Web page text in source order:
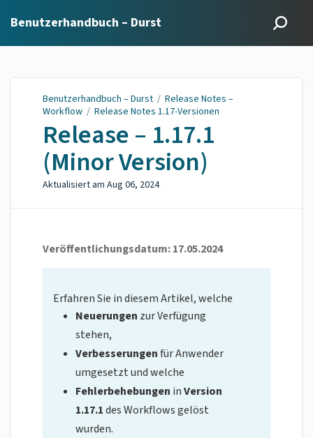
Benutzerhandbuch – Durst
Benutzerhandbuch – Durst / Release Notes –
Workflow / Release Notes 1.17-Versionen
Release – 1.17.1
(Minor Version)
Aktualisiert am Aug 06, 2024
Veröffentlichungsdatum: 17.05.2024
Erfahren Sie in diesem Artikel, welche
Neuerungen zur Verfügung
stehen,
Verbesserungenfür Anwender
umgesetzt und welche
Fehlerbehebungen inVersion
1.17.1des Workflows gelöst
wurden.